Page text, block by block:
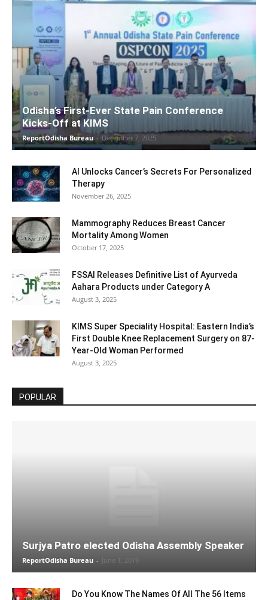
Odisha’s First-Ever State Pain Conference
Kicks-Off at KIMS
ReportOdisha Bureau - December 7, 2025
AI Unlocks Cancer’s Secrets For Personalized
Therapy
November 26, 2025
Mammography Reduces Breast Cancer
Mortality Among Women
October 17, 2025
FSSAI Releases Definitive List of Ayurveda
Aahara Products under Category A
August 3, 2025
KIMS Super Speciality Hospital: Eastern India’s
First Double Knee Replacement Surgery on 87-
Year-Old Woman Performed
August 3, 2025
POPULAR
Surjya Patro elected Odisha Assembly Speaker
ReportOdisha Bureau - June 1, 2019
Do You Know The Names Of All The 56 Items